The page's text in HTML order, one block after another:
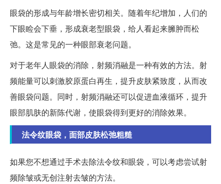
眼袋的形成与年龄增长密切相关。随着年纪增加，人们的
下眼睑会下垂，形成衰老型眼袋，给人看起来臃肿而松
弛。这是常见的一种眼部衰老问题。
对于老年人眼袋的消除，射频消融是一种有效的方法。射
频能量可以刺激胶原蛋白再生，提升皮肤紧致度，从而改
善眼袋问题。同时，射频消融还可以促进血液循环，提升
眼部肌肤的新陈代谢，使眼袋得到更好的消除效果。
法令纹眼袋，面部皮肤松弛粗糙
如果您不想通过手术去除法令纹和眼袋，可以考虑尝试射
频除皱或无创注射去皱的方法。